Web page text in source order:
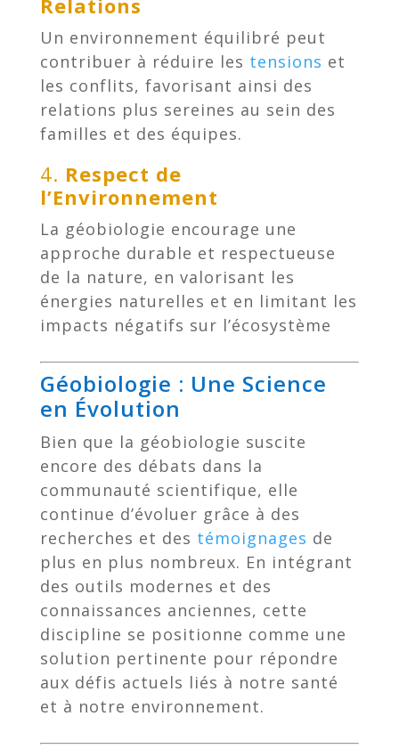
Relations
Un environnement équilibré peut
contribuer à réduire les tensions et
les conflits, favorisant ainsi des
relations plus sereines au sein des
familles et des équipes.
4. Respect de
l’Environnement
La géobiologie encourage une
approche durable et respectueuse
de la nature, en valorisant les
énergies naturelles et en limitant les
impacts négatifs sur l’écosystème
Géobiologie : Une Science
en Évolution
Bien que la géobiologie suscite
encore des débats dans la
communauté scientifique, elle
continue d’évoluer grâce à des
recherches et des témoignages de
plus en plus nombreux. En intégrant
des outils modernes et des
connaissances anciennes, cette
discipline se positionne comme une
solution pertinente pour répondre
aux défis actuels liés à notre santé
et à notre environnement.